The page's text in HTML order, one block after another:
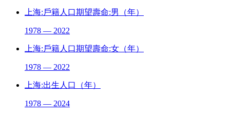
上海:戶籍人口期望壽命:男（年）
1978 — 2022
上海:戶籍人口期望壽命:女（年）
1978 — 2022
上海:出生人口（年）
1978 — 2024